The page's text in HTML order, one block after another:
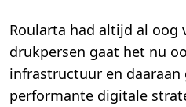
Roularta had altijd al oog
drukpersen gaat het nu
infrastructuur en daaraan
performante digitale